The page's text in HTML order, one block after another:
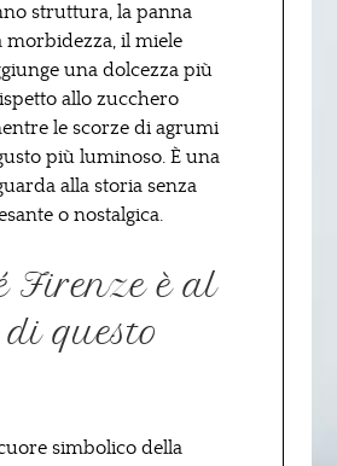
struttura, la panna
morbidezza, il miele
una dolcezza più
allo zucchero
le scorze di agrumi
più luminoso. È una
alla storia senza
o nostalgica.
Firenze è al
questo
simbolico della